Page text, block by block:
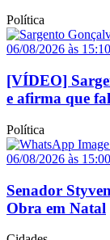
Política
06/08/2026 às 15:10
[VÍDEO]
e afirma que
Política
06/08/2026 às 15:00
Senador
Obra em Natal